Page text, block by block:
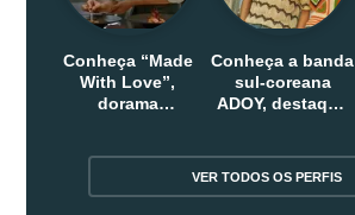
Conheça “Made
With Love”,
dorama
Conheça a banda
sul-coreana
ADOY, destaque
VER TODOS OS PERFIS